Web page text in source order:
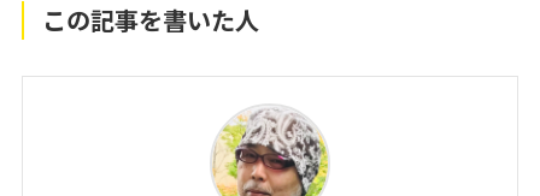
この記事を書いた人